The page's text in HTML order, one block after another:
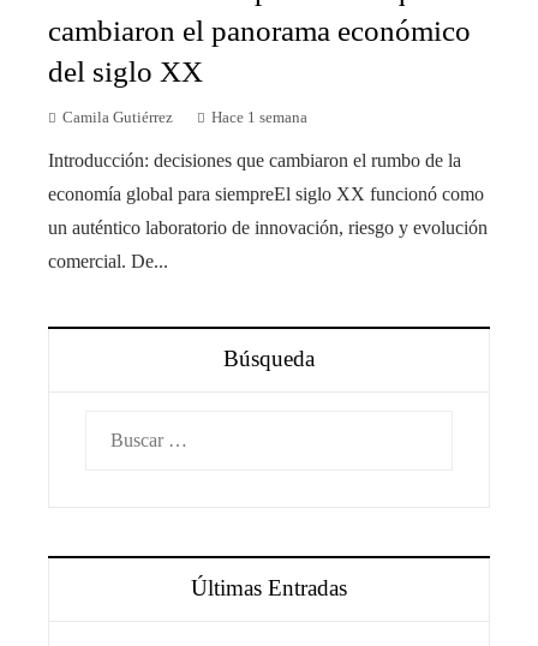
cambiaron el panorama económico
del siglo XX
Camila Gutiérrez Hace 1 semana
Introducción: decisiones que cambiaron el rumbo de la
economía global para siempreEl siglo XX funcionó como
un auténtico laboratorio de innovación, riesgo y evolución
comercial. De...
Búsqueda
Últimas Entradas